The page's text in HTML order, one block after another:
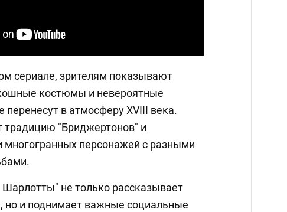
сериале, зрителям показывают
костюмы и невероятные
перенесут в атмосферу XVIII века.
традицию "Бриджертонов" и
многогранных персонажей с разными
не только рассказывает
и поднимает важные социальные